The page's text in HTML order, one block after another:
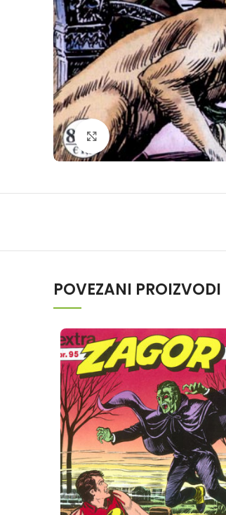
Klikni da povečaš
POVEZANI PROIZVODI